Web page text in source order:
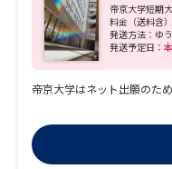
資料の料金の
お支払いについて
テレメール
お支払いサイト
特定商取引表記
帝京大学短期
料金（送料含
発送方法：ゆ
発送予定日：
帝京大学はネット出願のた